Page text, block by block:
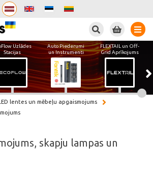
Uzlādes
Stacijas
Auto Piederumi
un Instrumenti
FLEXTAIL un Off-
Grid Aprīkojums
lentes un mēbeļu apgaismojums
skapju lampas un